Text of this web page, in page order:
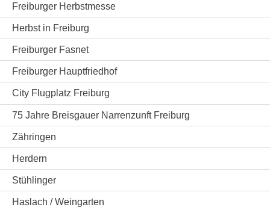
Freiburger Herbstmesse
Herbst in Freiburg
Freiburger Fasnet
Freiburger Hauptfriedhof
City Flugplatz Freiburg
75 Jahre Breisgauer Narrenzunft Freiburg
Zähringen
Herdern
Stühlinger
Haslach / Weingarten